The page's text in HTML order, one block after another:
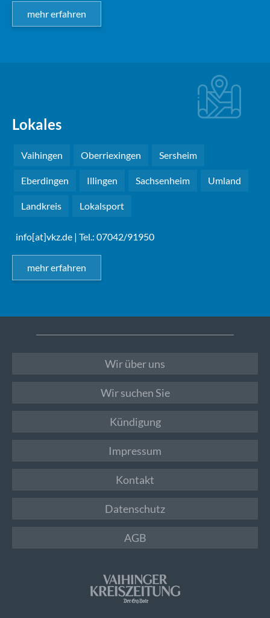
mehr erfahren
Lokales
Vaihingen Oberriexingen Sersheim
Eberdingen Illingen Sachsenheim Umland
Landkreis Lokalsport
info[at]vkz.de | Tel.: 07042/91950
mehr erfahren
Wir über uns
Wir suchen Sie
Kündigung
Impressum
Kontakt
Datenschutz
AGB